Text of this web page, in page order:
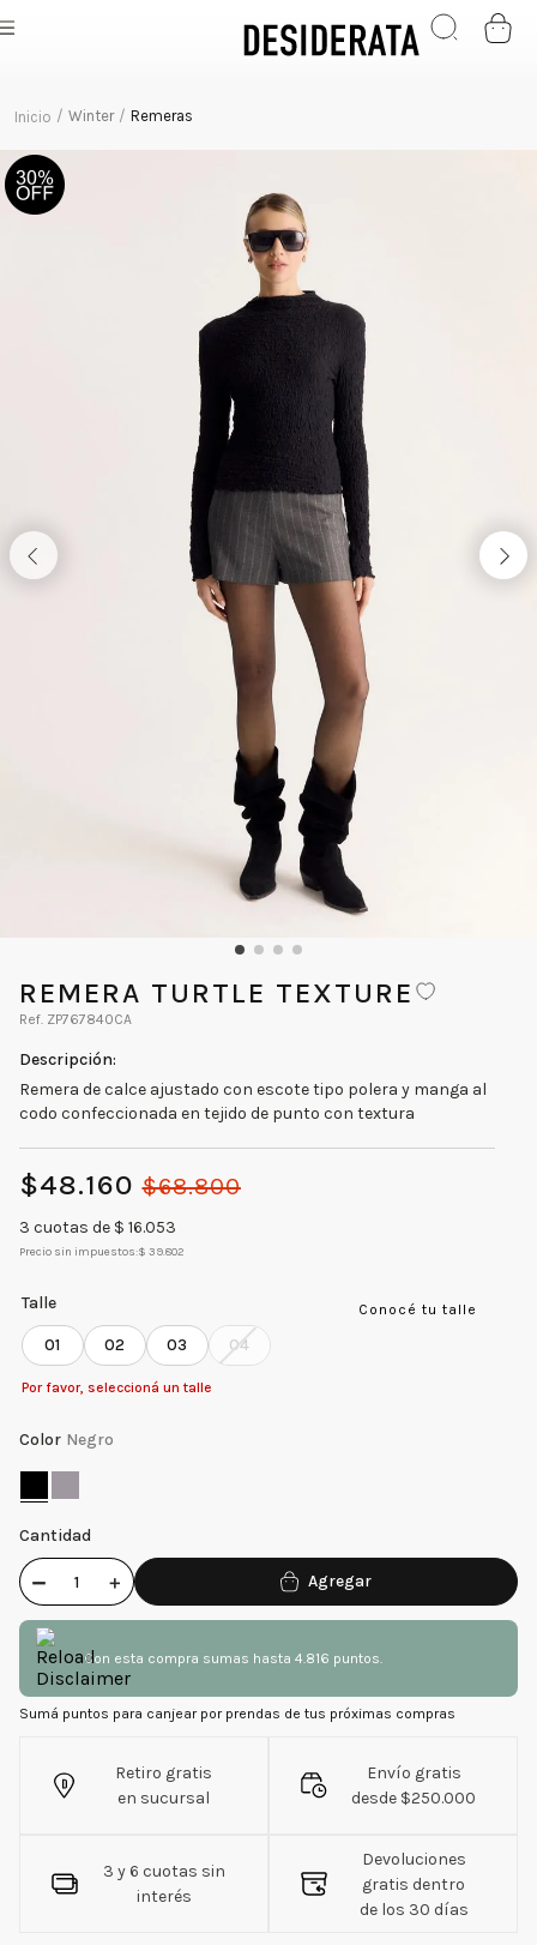
Winter Remeras
REMERA TURTLE TEXTURE
ZP767840CA
Remera de calce ajustado con escote tipo polera y manga al
codo confeccionada en tejido de punto con textura
$48.160 $68.800
3 cuotas de $ 16.053
Precio sin impuestos:$ 39.802
Conocé tu talle
Talle
01 02 03 04
Por favor, seleccioná un talle
Color Negro
Cantidad
＋
－
Con esta compra sumas hasta 4.816 puntos.
Sumá puntos para canjear por prendas de tus próximas compras
Retiro gratis
en sucursal
Envío gratis
desde $250.000
3 y 6 cuotas sin
interés
Devoluciones
gratis dentro
de los 30 días